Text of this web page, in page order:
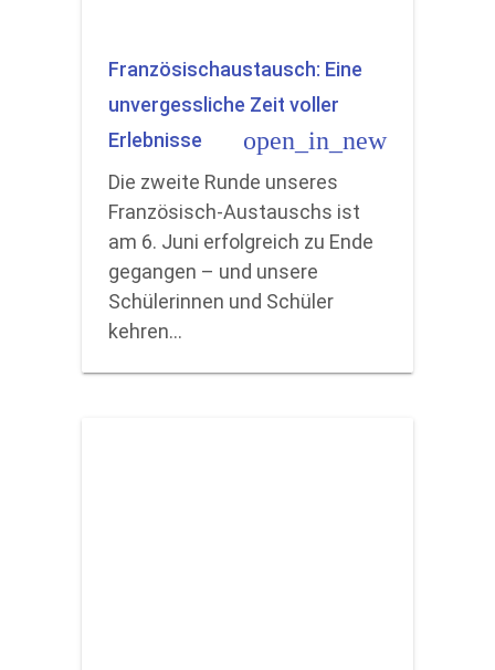
Französischaustausch: Eine
unvergessliche Zeit voller
Erlebnisse
open_in_new
Die zweite Runde unseres
Französisch-Austauschs ist
am 6. Juni erfolgreich zu Ende
gegangen – und unsere
Schülerinnen und Schüler
kehren…